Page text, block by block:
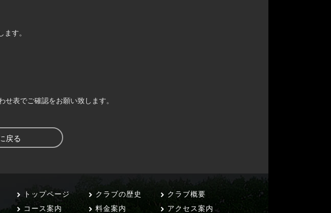
す。
表でご確認をお願い致します。
戻る
トップページ
コース案内
クラブの歴史
料金案内
クラブ概要
アクセス案内